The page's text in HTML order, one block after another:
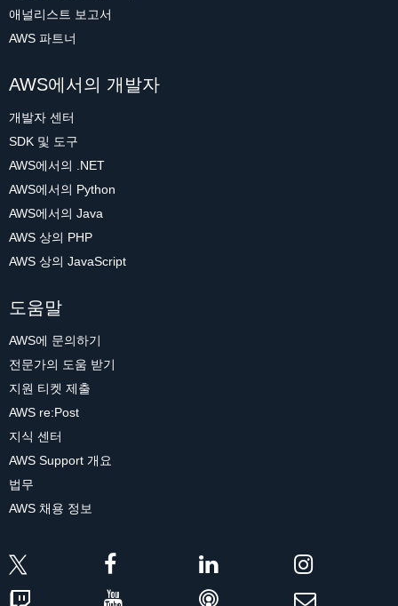
애널리스트 보고서
AWS 파트너
AWS에서의 개발자
개발자 센터
SDK 및 도구
AWS에서의 .NET
AWS에서의 Python
AWS에서의 Java
AWS 상의 PHP
AWS 상의 JavaScript
도움말
AWS에 문의하기
전문가의 도움 받기
지원 티켓 제출
AWS re:Post
지식 센터
AWS Support 개요
법무
AWS 채용 정보